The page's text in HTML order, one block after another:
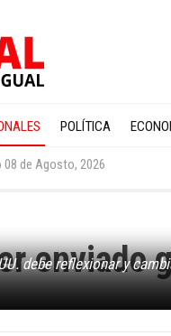
POLÍTICA
08 de Agosto, 2026
enviado
debe reflexionar y